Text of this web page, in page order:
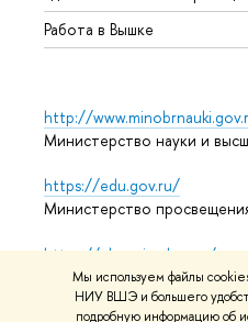
Мы используем файлы
НИУ ВШЭ и большего
подробную информацию об
Работа в Вышке
http://
Министерство науки и
https://edu.gov.ru/
Министерство
https://elearning.hse.ru/
Массовые открытые